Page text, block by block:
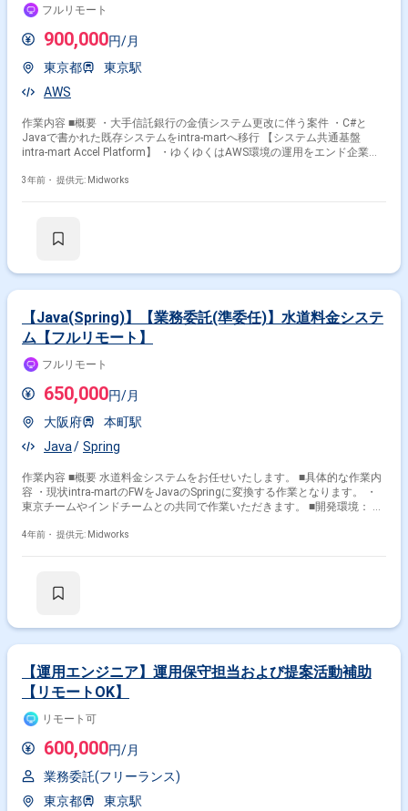
フルリモート
900,000円/月
東京都
東京駅
AWS
作業内容 ■概要 ・大手信託銀行の金債システム更改に伴う案件 ・C#と
Javaで書かれた既存システムをintra-martへ移行 【システム共通基盤
intra-mart Accel Platform】 ・ゆくゆくはAWS環境の運用をエンド企業に
リモ―ト ■具体的な作業内容 ・Web/APサーバー(A ・ゆくゆくはAWS環境
移行 ※Accel-martの経験は問いませんが、キャッチアップから自立稼働で
3年前・ 提供元: Midworks
【Java(Spring)】【業務委託(準委任)】水道料金システ
ム【フルリモート】
フルリモート
650,000円/月
大阪府
本町駅
Java
Spring
作業内容 ■概要 水道料金システムをお任せいたします。 ■具体的な作業内
容 ・現状intra-martのFWをJavaのSpringに変換する作業となります。 ・
東京チームやインドチームとの共同で作業いただきます。 ■開発環境： ■
任せします。
4年前・ 提供元: Midworks
【運用エンジニア】運用保守担当および提案活動補助
【リモートOK】
リモート可
600,000円/月
業務委託(フリーランス)
東京都
東京駅